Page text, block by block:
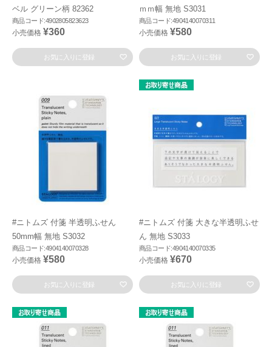
ベル グリーン柄 82362
商品コード:4902805823623
小売価格 ¥360
お気に入りに登録
ｍｍ幅 無地 S3031
商品コード:4904140070311
小売価格 ¥580
お気に入りに登録
#ニトムズ 付箋 半透明ふせん
50mm幅 無地 S3032
商品コード:4904140070328
小売価格 ¥580
お気に入りに登録
#ニトムズ 付箋 大きな半透明ふせ
ん 無地 S3033
商品コード:4904140070335
小売価格 ¥670
お気に入りに登録